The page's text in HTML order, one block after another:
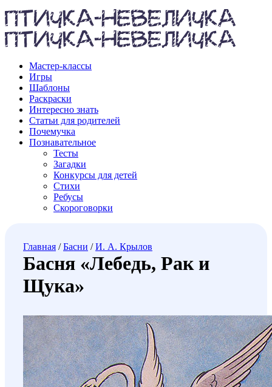
Мастер-классы
Игры
Шаблоны
Раскраски
Интересно знать
Статьи для родителей
Почемучка
Познавательное
Тесты
Загадки
Конкурсы для детей
Стихи
Ребусы
Скороговорки
Главная /Басни /И. А. Крылов
Басня «Лебедь, Рак и
Щука»